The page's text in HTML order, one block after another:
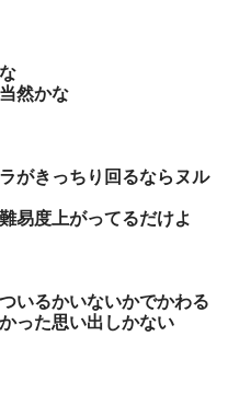
然かな
がきっちり回るならヌル
易度上がってるだけよ
いるかいないかでかわる
った思い出しかない